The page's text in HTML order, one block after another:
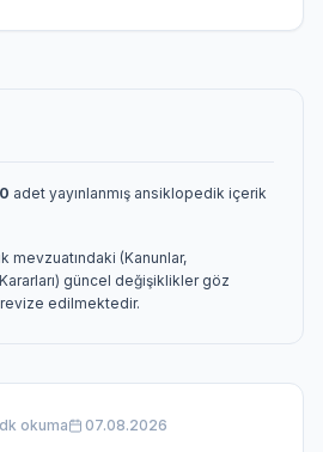
adet yayınlanmış ansiklopedik içerik
mevzuatındaki (Kanunlar,
güncel değişiklikler göz
edilmektedir.
dk okuma 07.08.2026